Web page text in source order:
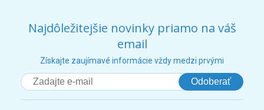
Najdôležitejšie novinky priamo na váš
email
Získajte zaujímavé informácie vždy medzi prvými
Odoberať